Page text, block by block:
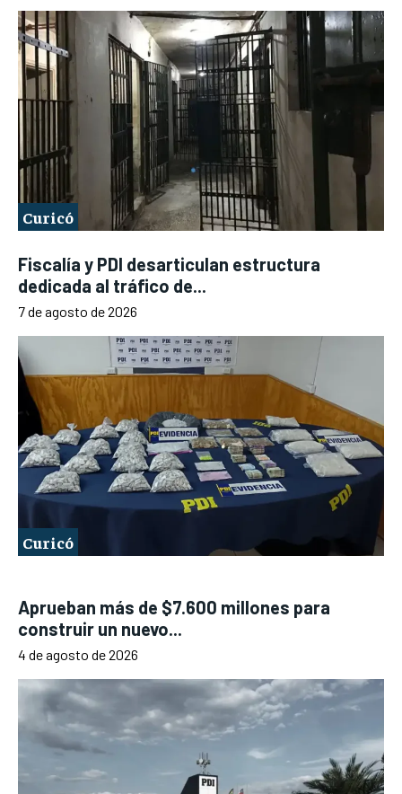
Curicó
Fiscalía y PDI desarticulan estructura
dedicada al tráfico de...
7 de agosto de 2026
Curicó
Aprueban más de $7.600 millones para
construir un nuevo...
4 de agosto de 2026